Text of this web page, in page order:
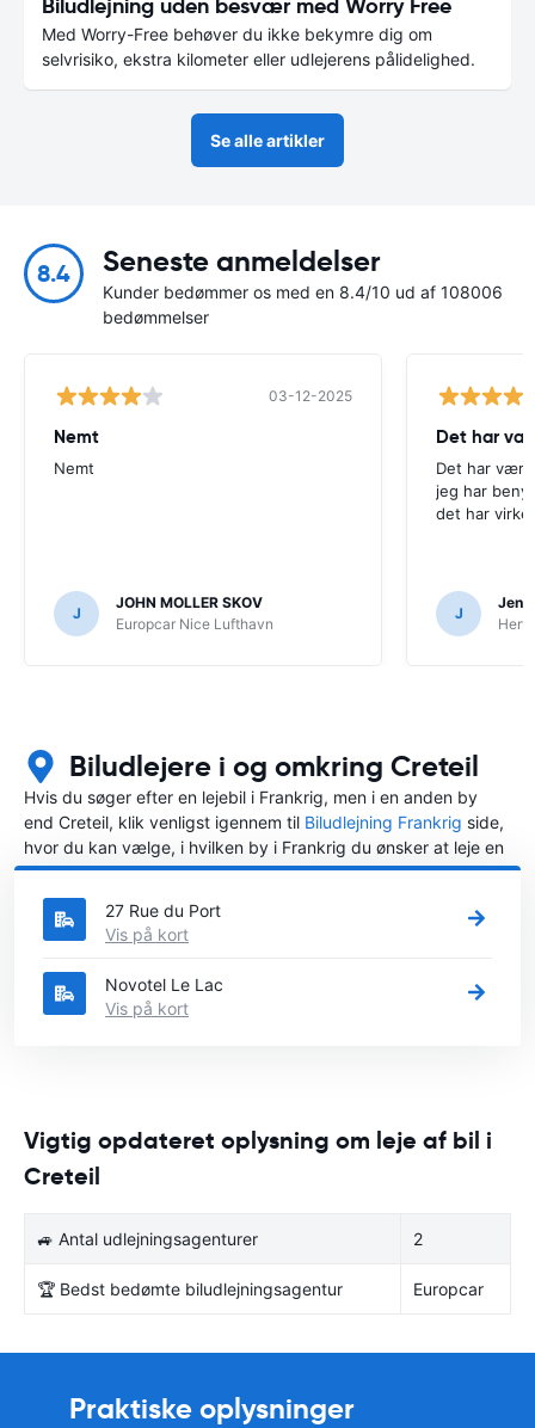
Med Worry-Free behøver du ikke bekymre dig om
selvrisiko, ekstra kilometer eller udlejerens pålidelighed.
Se alle artikler
8.4 Seneste anmeldelser
Kunder bedømmer os med en 8.4/10 ud af 108006
bedømmelser
03-12-2025
Nemt
Nemt
J
JOHN MOLLER SKOV
Europcar Nice Lufthavn
Det har
Det har
jeg har
det har
J
Jens
Biludlejere i og omkring Creteil
Hvis du søger efter en lejebil i Frankrig, men i en anden by
end Creteil, klik venligst igennem til Biludlejning Frankrig side,
hvor du kan vælge, i hvilken by i Frankrig du ønsker at leje en
bil.
27 Rue du Port
Vis på kort
Novotel Le Lac
Vis på kort
Vigtig opdateret oplysning om leje af bil i
Creteil
🚙 Antal udlejningsagenturer 2
🏆 Bedst bedømte biludlejningsagentur Europcar
Praktiske oplysninger